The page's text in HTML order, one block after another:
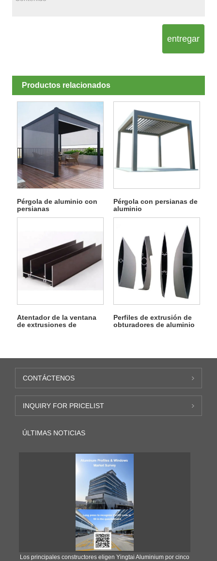
entregar
Productos relacionados
Pérgola de aluminio con
persianas
Pérgola con persianas de
aluminio
Atentador de la ventana
de extrusiones de
Perfiles de extrusión de
obturadores de aluminio
CONTÁCTENOS
INQUIRY FOR PRICELIST
ÚLTIMAS NOTICIAS
Los principales constructores eligen Yingtai Aluminium por cinco